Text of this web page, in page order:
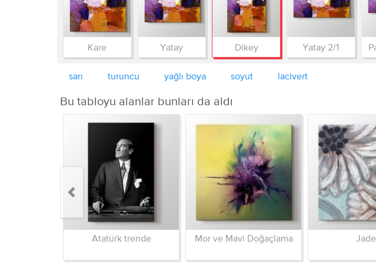
Kare Yatay Dikey Yatay 2/1
sarı turuncu yağlı boya soyut lacivert
Bu tabloyu alanlar bunları da aldı
Atatürk trende Mor ve Mavi Doğaçlama Jade